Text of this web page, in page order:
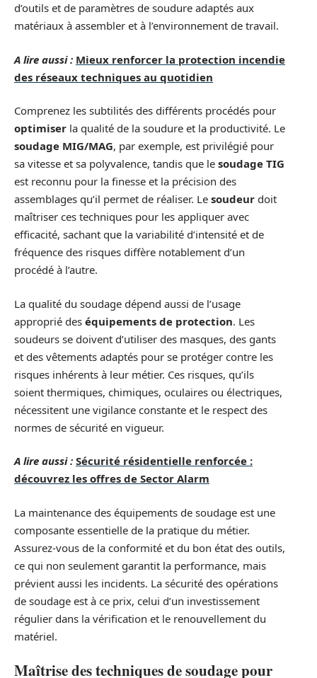
d’outils et de paramètres de soudure adaptés aux
matériaux à assembler et à l’environnement de travail.
A lire aussi : Mieux renforcer la protection incendie
des réseaux techniques au quotidien
Comprenez les subtilités des différents procédés pour
optimiser la qualité de la soudure et la productivité. Le
soudage MIG/MAG, par exemple, est privilégié pour
sa vitesse et sa polyvalence, tandis que le soudage TIG
est reconnu pour la finesse et la précision des
assemblages qu’il permet de réaliser. Le soudeur doit
maîtriser ces techniques pour les appliquer avec
efficacité, sachant que la variabilité d’intensité et de
fréquence des risques diffère notablement d’un
procédé à l’autre.
La qualité du soudage dépend aussi de l’usage
approprié des équipements de protection. Les
soudeurs se doivent d’utiliser des masques, des gants
et des vêtements adaptés pour se protéger contre les
risques inhérents à leur métier. Ces risques, qu’ils
soient thermiques, chimiques, oculaires ou électriques,
nécessitent une vigilance constante et le respect des
normes de sécurité en vigueur.
A lire aussi : Sécurité résidentielle renforcée :
découvrez les offres de Sector Alarm
La maintenance des équipements de soudage est une
composante essentielle de la pratique du métier.
Assurez-vous de la conformité et du bon état des outils,
ce qui non seulement garantit la performance, mais
prévient aussi les incidents. La sécurité des opérations
de soudage est à ce prix, celui d’un investissement
régulier dans la vérification et le renouvellement du
matériel.
Maîtrise des techniques de soudage pour